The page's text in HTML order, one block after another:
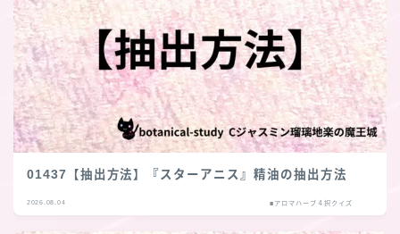
01437【抽出方法】『スターアニス』精油の抽出方法
2026.08.04 ■アロマハーブ４択クイズ